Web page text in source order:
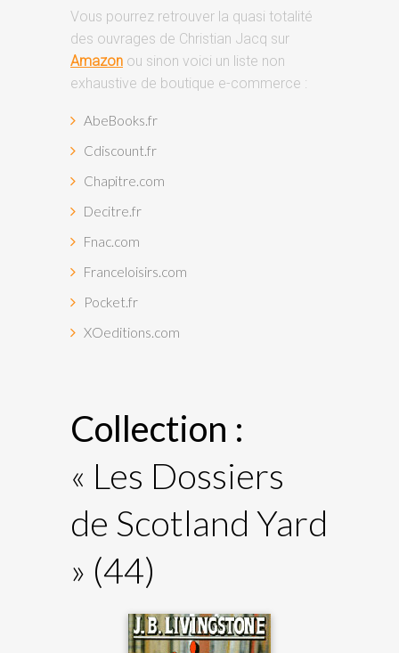
Vous pourrez retrouver la quasi totalité
des ouvrages de Christian Jacq sur
Amazon ou sinon voici un liste non
exhaustive de boutique e-commerce :
AbeBooks.fr
Cdiscount.fr
Chapitre.com
Decitre.fr
Fnac.com
Franceloisirs.com
Pocket.fr
XOeditions.com
Collection :
« Les Dossiers
de Scotland Yard
» (44)